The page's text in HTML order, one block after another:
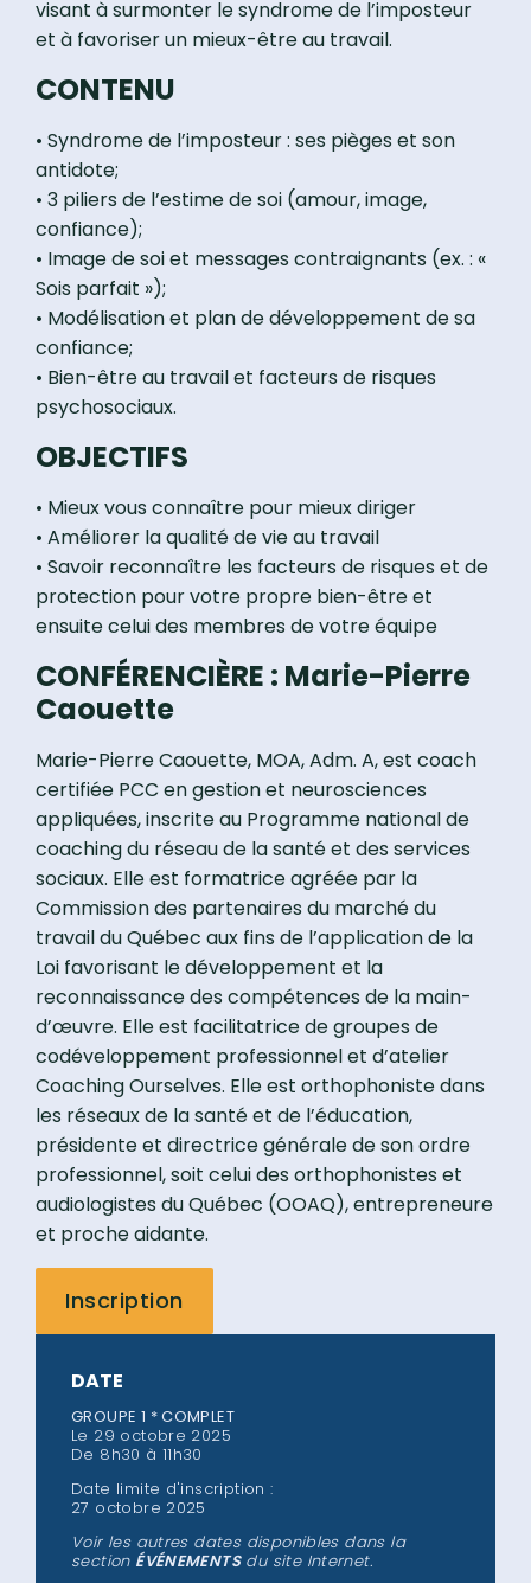
DATE
GROUPE 1 * COMPLET
Le 29 octobre 2025
De 8h30 à 11h30
Date limite d'inscription :
27 octobre 2025
Voir les autres dates disponibles dans la
section ÉVÉNEMENTSdu site Internet.
visant à surmonter le syndrome de l’imposteur
et à favoriser un mieux-être au travail.
CONTENU
• Syndrome de l’imposteur : ses pièges et son
antidote;
• 3 piliers de l’estime de soi (amour, image,
confiance);
• Image de soi et messages contraignants (ex. : «
Sois parfait »);
• Modélisation et plan de développement de sa
confiance;
• Bien-être au travail et facteurs de risques
psychosociaux.
OBJECTIFS
• Mieux vous connaître pour mieux diriger
• Améliorer la qualité de vie au travail
• Savoir reconnaître les facteurs de risques et de
protection pour votre propre bien-être et
ensuite celui des membres de votre équipe
CONFÉRENCIÈRE : Marie-Pierre
Caouette
Marie-Pierre Caouette, MOA, Adm. A, est coach
certifiée PCC en gestion et neurosciences
appliquées, inscrite au Programme national de
coaching du réseau de la santé et des services
sociaux. Elle est formatrice agréée par la
Commission des partenaires du marché du
travail du Québec aux fins de l’application de la
Loi favorisant le développement et la
reconnaissance des compétences de la main-
d’œuvre. Elle est facilitatrice de groupes de
codéveloppement professionnel et d’atelier
Coaching Ourselves. Elle est orthophoniste dans
les réseaux de la santé et de l’éducation,
présidente et directrice générale de son ordre
professionnel, soit celui des orthophonistes et
audiologistes du Québec (OOAQ), entrepreneure
et proche aidante.
Inscription